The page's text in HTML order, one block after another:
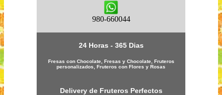
980-660044
24 Horas - 365 Dias
Fresas con Chocolate, Fresas y Chocolate, Fruteros
personalizados, Fruteros con Flores y Rosas
Delivery de Fruteros Perfectos